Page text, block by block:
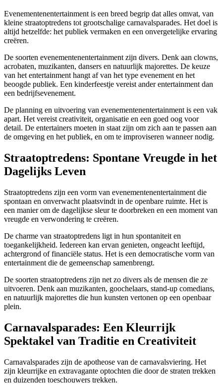
Evenementenentertainment is een breed begrip dat alles omvat, van
kleine straatoptredens tot grootschalige carnavalsparades. Het doel is
altijd hetzelfde: het publiek vermaken en een onvergetelijke ervaring
creëren.
De soorten evenementenentertainment zijn divers. Denk aan clowns,
acrobaten, muzikanten, dansers en natuurlijk majorettes. De keuze
van het entertainment hangt af van het type evenement en het
beoogde publiek. Een kinderfeestje vereist ander entertainment dan
een bedrijfsevenement.
De planning en uitvoering van evenementenentertainment is een vak
apart. Het vereist creativiteit, organisatie en een goed oog voor
detail. De entertainers moeten in staat zijn om zich aan te passen aan
de omgeving en het publiek, en om te improviseren wanneer nodig.
Straatoptredens: Spontane Vreugde in het
Dagelijks Leven
Straatoptredens zijn een vorm van evenementenentertainment die
spontaan en onverwacht plaatsvindt in de openbare ruimte. Het is
een manier om de dagelijkse sleur te doorbreken en een moment van
vreugde en verwondering te creëren.
De charme van straatoptredens ligt in hun spontaniteit en
toegankelijkheid. Iedereen kan ervan genieten, ongeacht leeftijd,
achtergrond of financiële status. Het is een democratische vorm van
entertainment die de gemeenschap samenbrengt.
De soorten straatoptredens zijn net zo divers als de mensen die ze
uitvoeren. Denk aan muzikanten, goochelaars, stand-up comedians,
en natuurlijk majorettes die hun kunsten vertonen op een openbaar
plein.
Carnavalsparades: Een Kleurrijk
Spektakel van Traditie en Creativiteit
Carnavalsparades zijn de apotheose van de carnavalsviering. Het
zijn kleurrijke en extravagante optochten die door de straten trekken
en duizenden toeschouwers trekken.